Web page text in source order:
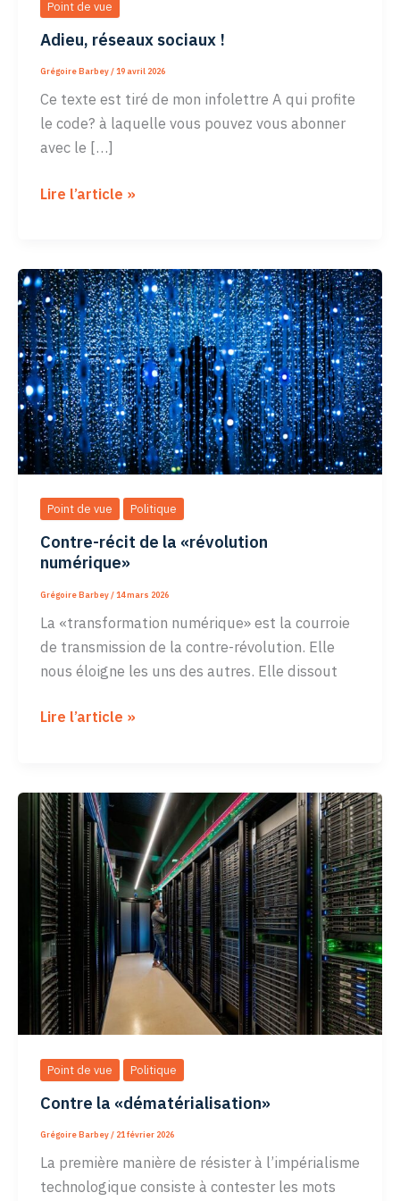
Point de vue
Adieu, réseaux sociaux !
Grégoire Barbey/19 avril 2026
Ce texte est tiré de mon infolettre A qui profite
le code? à laquelle vous pouvez vous abonner
avec le […]
Adieu,
!
Lire l’article »
Point de vue Politique
Contre-récit de la «révolution
numérique»
Grégoire Barbey/14 mars 2026
La «transformation numérique» est la courroie
de transmission de la contre-révolution. Elle
nous éloigne les uns des autres. Elle dissout
Contre-
la
«révolution
numérique»
Lire l’article »
Point de vue Politique
Contre la «dématérialisation»
Grégoire Barbey/ 21 février 2026
La première manière de résister à l’impérialisme
technologique consiste à contester les mots